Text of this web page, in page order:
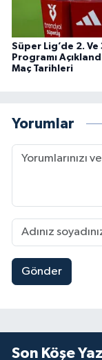
Süper Lig’de 2. Ve
Programı
Maç Tarihleri
Yorumlar
Gönder
Son Köşe